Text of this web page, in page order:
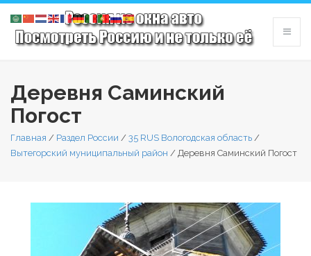
Деревня Саминский
Погост
Главная / Раздел России / 35 RUS Вологодская область /
Вытегорский муниципальный район / Деревня Саминский Погост